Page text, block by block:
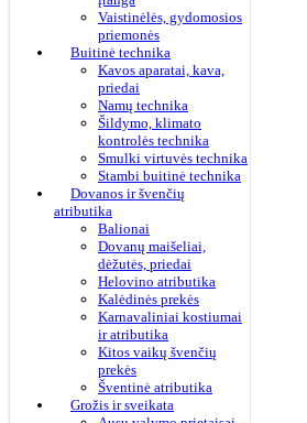
Vaistinėlės, gydomosios
priemonės
Buitinė technika
Kavos aparatai, kava,
priedai
Namų technika
Šildymo, klimato
kontrolės technika
Smulki virtuvės technika
Stambi buitinė technika
Dovanos ir švenčių
atributika
Balionai
Dovanų maišeliai,
dėžutės, priedai
Helovino atributika
Kalėdinės prekės
Karnavaliniai kostiumai
ir atributika
Kitos vaikų švenčių
prekės
Šventinė atributika
Grožis ir sveikata